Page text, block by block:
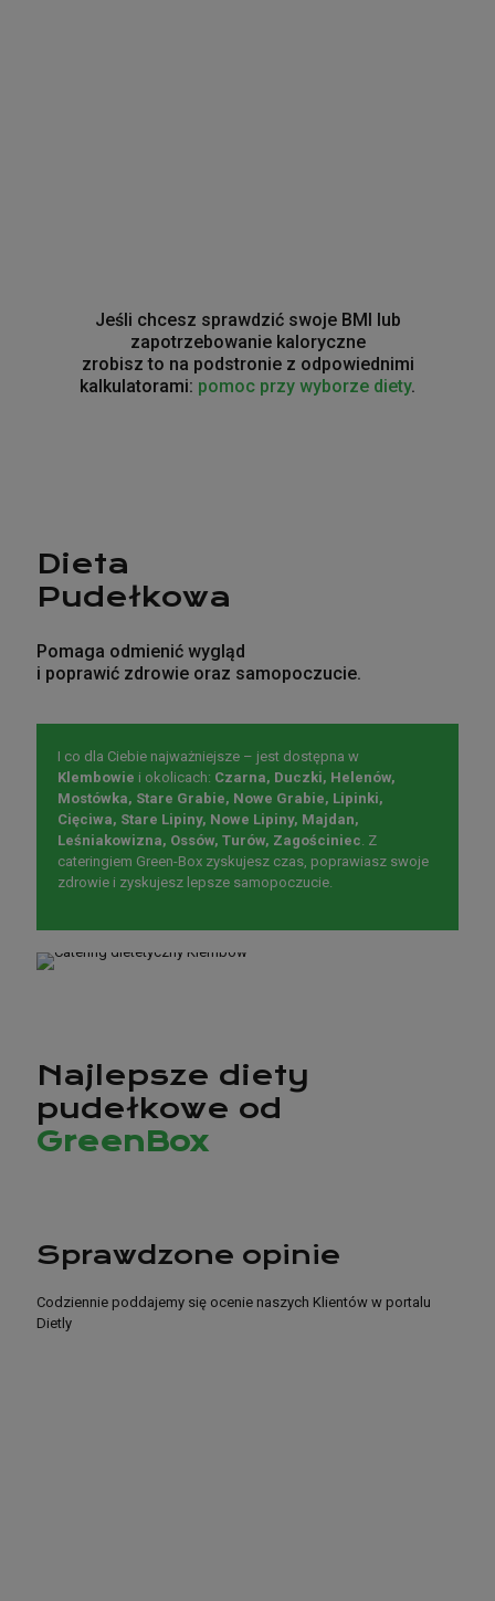
Jeśli chcesz sprawdzić swoje BMI lub
zapotrzebowanie kaloryczne
zrobisz to na podstronie z odpowiednimi
kalkulatorami: pomoc przy wyborze diety.
Dieta
Pudełkowa
Pomaga odmienić wygląd
i poprawić zdrowie oraz samopoczucie.
I co dla Ciebie najważniejsze – jest dostępna w
Klembowie i okolicach: Czarna, Duczki, Helenów,
Mostówka, Stare Grabie, Nowe Grabie, Lipinki,
Cięciwa, Stare Lipiny, Nowe Lipiny, Majdan,
Leśniakowizna, Ossów, Turów, Zagościniec . Z
cateringiem Green-Box zyskujesz czas, poprawiasz swoje
zdrowie i zyskujesz lepsze samopoczucie.
Najlepsze diety
pudełkowe od
GreenBox
Sprawdzone opinie
Codziennie poddajemy się ocenie naszych Klientów w portalu
Dietly